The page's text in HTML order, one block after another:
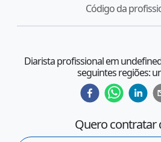
Código da
Diarista profissional em
seguintes regiões:
Quero contratar